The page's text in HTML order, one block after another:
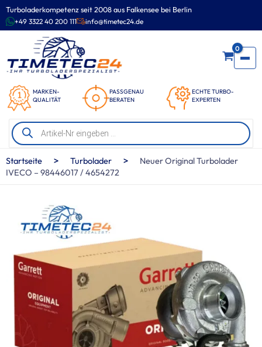
Turboladerkompetenz seit 2008 aus Falkensee bei Berlin
+49 3322 40 200 111 info@timetec24.de
MARKEN-
QUALITÄT
PASSGENAU
BERATEN
ECHTE TURBO-
EXPERTEN
0
Products
search
Zum
Inhalt
springen
Startseite > Turbolader >
Neuer Original Turbolader
IVECO – 98446017 / 4654272